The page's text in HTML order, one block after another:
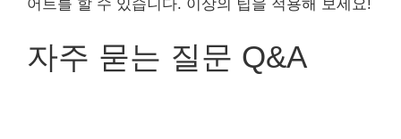
어트를 할 수 있습니다. 이상의 팁을 적용해 보세요!
자주 묻는 질문 Q&A